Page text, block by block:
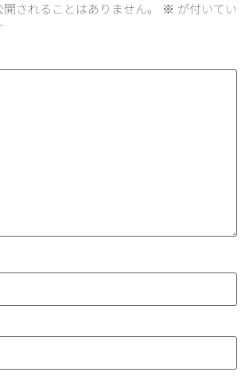
されることはありません。 ※ が付いてい